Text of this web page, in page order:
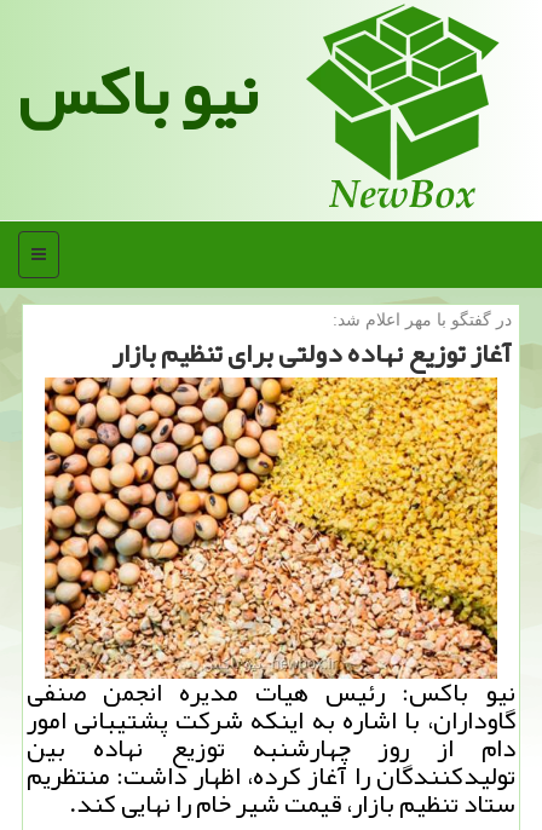
نیو باکس
منو
در گفتگو با مهر اعلام شد:
آغاز توزیع نهاده دولتی برای تنظیم بازار
نیو باكس: رئیس هیات مدیره انجمن صنفی
گاوداران، با اشاره به اینكه شركت پشتیبانی امور
دام از روز چهارشنبه توزیع نهاده بین
تولیدكنندگان را آغاز كرده، اظهار داشت: منتظریم
ستاد تنظیم بازار، قیمت شیر خام را نهایی كند.